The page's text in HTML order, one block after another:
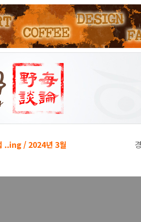
..ing / 2024년 3월 경박단소 키치의